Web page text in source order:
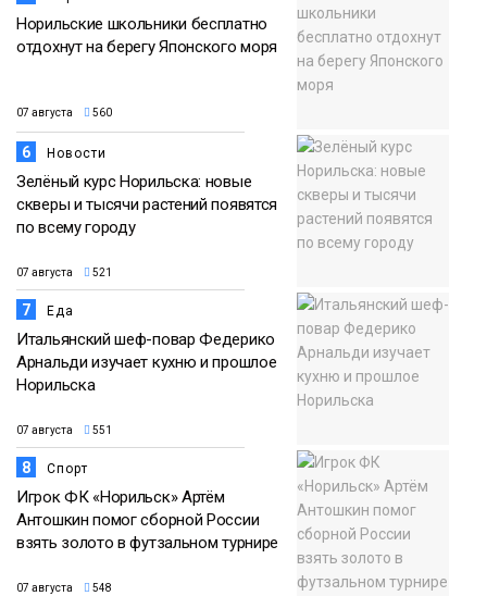
Норильские школьники бесплатно
отдохнут на берегу Японского моря
07 августа 560
6 Новости
Зелёный курс Норильска: новые
скверы и тысячи растений появятся
по всему городу
07 августа 521
7 Еда
Итальянский шеф-повар Федерико
Арнальди изучает кухню и прошлое
Норильска
07 августа 551
8 Спорт
Игрок ФК «Норильск» Артём
Антошкин помог сборной России
взять золото в футзальном турнире
07 августа 548